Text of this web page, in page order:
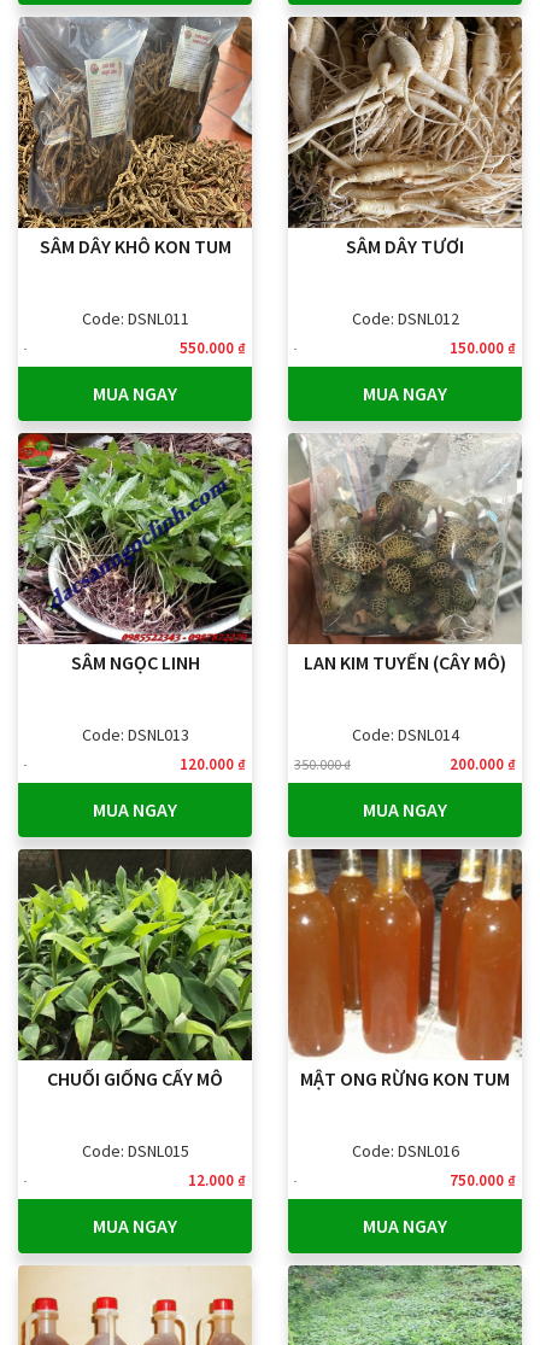
SÂM DÂY KHÔ KON TUM
Code: DSNL011
550.000 ₫
MUA NGAY
SÂM DÂY TƯƠI
Code: DSNL012
150.000 ₫
MUA NGAY
SÂM NGỌC LINH
Code: DSNL013
120.000 ₫
MUA NGAY
LAN KIM TUYẾN (CÂY MÔ)
Code: DSNL014
350.000 ₫ 200.000 ₫
MUA NGAY
CHUỐI GIỐNG CẤY MÔ
Code: DSNL015
12.000 ₫
MUA NGAY
MẬT ONG RỪNG KON TUM
Code: DSNL016
750.000 ₫
MUA NGAY